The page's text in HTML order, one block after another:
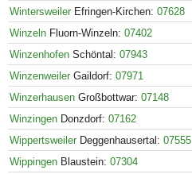
Wintersweiler Efringen-Kirchen: 07628
Winzeln Fluorn-Winzeln: 07402
Winzenhofen Schöntal: 07943
Winzenweiler Gaildorf: 07971
Winzerhausen Großbottwar: 07148
Winzingen Donzdorf: 07162
Wippertsweiler Deggenhausertal: 07555
Wippingen Blaustein: 07304